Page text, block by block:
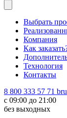
Выбрать
Компания
Как
Технология
Контакты
8 800 333 57 71
с 09:00 до 21:00
без выходных